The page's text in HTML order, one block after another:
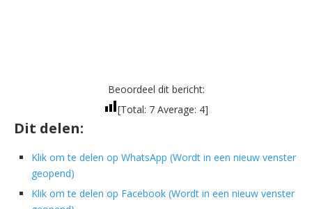
Beoordeel dit bericht:
[Total: 7 Average: 4]
Dit delen:
Klik om te delen op WhatsApp (Wordt in een nieuw venster
geopend)
Klik om te delen op Facebook (Wordt in een nieuw venster